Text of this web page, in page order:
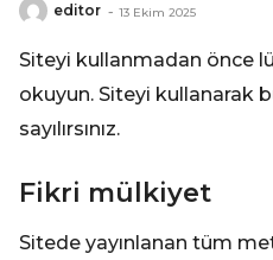
editor - 13 Ekim 2025
Siteyi kullanmadan önce
okuyun. Siteyi kullanarak
sayılırsınız.
Fikri mülkiyet
Sitede yayınlanan tüm